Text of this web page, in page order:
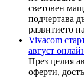
световен
подчертава
развитието
Vivacom
август
През целия
оферти,